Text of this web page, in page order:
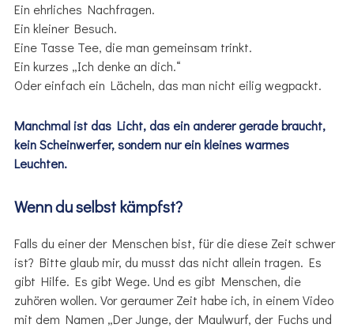
Ein ehrliches Nachfragen.
Ein kleiner Besuch.
Eine Tasse Tee, die man gemeinsam trinkt.
Ein kurzes „Ich denke an dich.“
Oder einfach ein Lächeln, das man nicht eilig wegpackt.
Manchmal ist das Licht, das ein anderer gerade braucht,
kein Scheinwerfer, sondern nur ein kleines warmes
Leuchten.
Wenn du selbst kämpfst?
Falls du einer der Menschen bist, für die diese Zeit schwer
ist? Bitte glaub mir, du musst das nicht allein tragen. Es
gibt Hilfe. Es gibt Wege. Und es gibt Menschen, die
zuhören wollen. Vor geraumer Zeit habe ich, in einem Video
mit dem Namen „Der Junge, der Maulwurf, der Fuchs und